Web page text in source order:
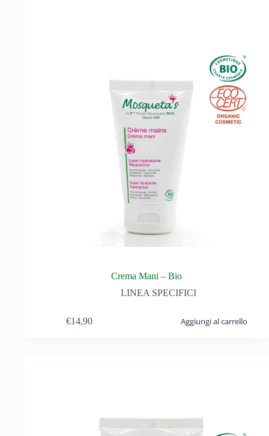
Crema Mani – Bio
LINEA SPECIFICI
€14,90 Aggiungi al carrello